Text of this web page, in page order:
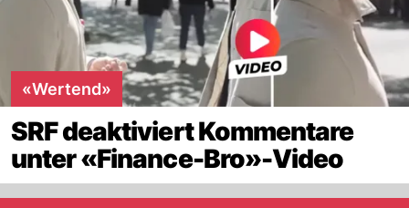
«Wertend»
SRF deaktiviert Kommentare
unter «Finance-Bro»-Video